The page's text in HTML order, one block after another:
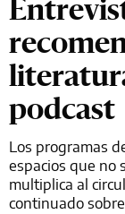
podcast
Los programas
espacios que no
multiplica al
continuado